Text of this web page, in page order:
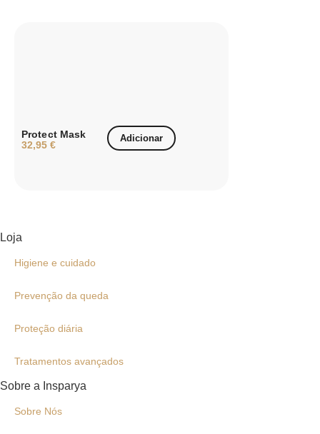
Protect Mask
32,95 €
Adicionar
Loja
Higiene e cuidado
Prevenção da queda
Proteção diária
Tratamentos avançados
Sobre a Insparya
Sobre Nós